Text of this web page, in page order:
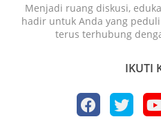
Menjadi ruang diskusi,
hadir untuk Anda yang
terus terhubung
IKUTI